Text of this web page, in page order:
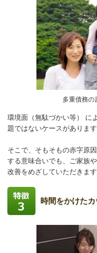
多重債務の
環境面（無駄づかい等） に
題ではないケースがあります
そこで、そもそもの赤字原
する意味合いでも、ご家族
改善をめざしていただきます
時間をかけた